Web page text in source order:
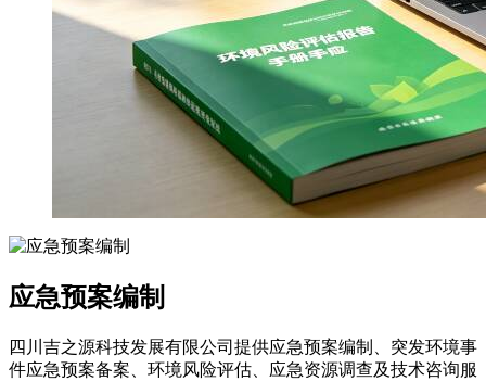
应急预案编制
四川吉之源科技发展有限公司提供应急预案编制、突发环境事
件应急预案备案、环境风险评估、应急资源调查及技术咨询服